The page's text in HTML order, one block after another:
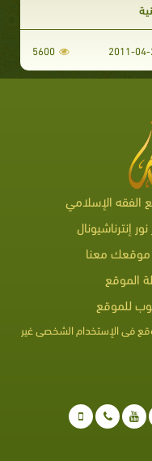
5600
الفقه الإسلامي
إنترناشيونال
موقعك معنا
الموقع
للموقع
فى الإستخدام الشخصى غير